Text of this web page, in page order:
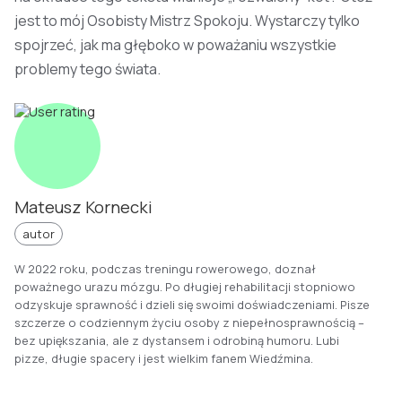
jest to mój Osobisty Mistrz Spokoju. Wystarczy tylko
spojrzeć, jak ma głęboko w poważaniu wszystkie
problemy tego świata.
Mateusz Kornecki
autor
W 2022 roku, podczas treningu rowerowego, doznał
poważnego urazu mózgu. Po długiej rehabilitacji stopniowo
odzyskuje sprawność i dzieli się swoimi doświadczeniami. Pisze
szczerze o codziennym życiu osoby z niepełnosprawnością –
bez upiększania, ale z dystansem i odrobiną humoru. Lubi
pizze, długie spacery i jest wielkim fanem Wiedźmina.